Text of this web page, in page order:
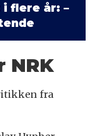
flere år: –
NRK
fra